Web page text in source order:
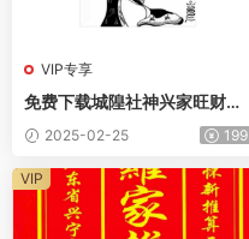
VIP专享
免费下载城隍社神兴家旺财转
运法2025-02-25 199
VIP